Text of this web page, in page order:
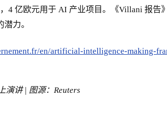
4 亿欧元用于 AI 产业项目。《Villani 报
力。
en/artificial-intelligence-making-
演讲 | 图源：Reuters